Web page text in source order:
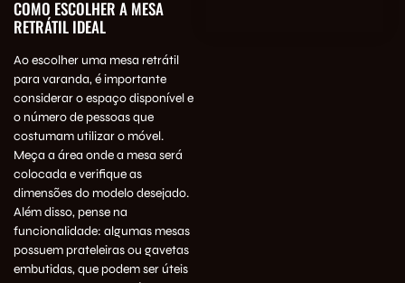
COMO ESCOLHER A MESA
RETRÁTIL IDEAL
Ao escolher uma mesa retrátil
para varanda, é importante
considerar o espaço disponível e
o número de pessoas que
costumam utilizar o móvel.
Meça a área onde a mesa será
colocada e verifique as
dimensões do modelo desejado.
Além disso, pense na
funcionalidade: algumas mesas
possuem prateleiras ou gavetas
embutidas, que podem ser úteis